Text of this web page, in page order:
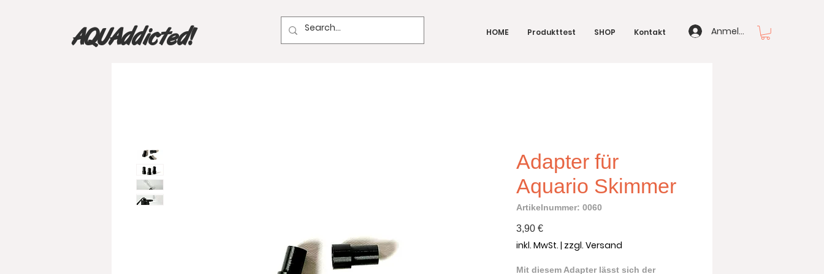
AQUAddicted! HOME Produkttest SHOP Kontakt Anmelden
Adapter für
Aquario Skimmer
Artikelnummer: 0060
3,90 €Preis
inkl. MwSt. | zzgl. Versand
Mit diesem Adapter lässt sich der